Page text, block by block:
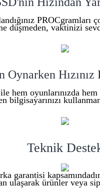
PROCgramları
düşmeden, vaktinizi
Oynarken
hem oyunlarınızda hem
bilgisayarınızı
Teknik
garantisi
ulaşarak ürünler veya